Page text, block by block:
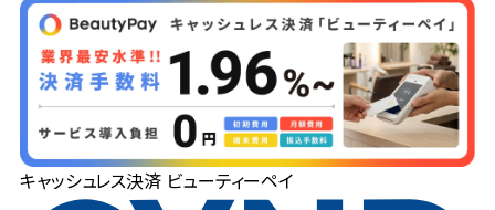
キャッシュレス決済 ビューティーペイ